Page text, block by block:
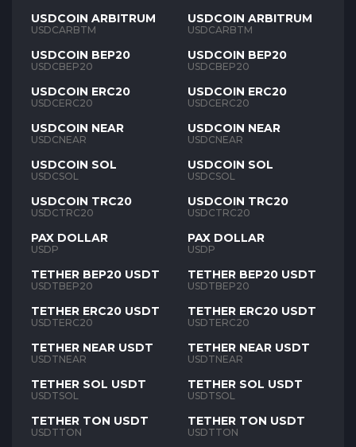
USDCOIN ARBITRUM
USDCARBTM
USDCOIN BEP20
USDCBEP20
USDCOIN ERC20
USDCERC20
USDCOIN NEAR
USDCNEAR
USDCOIN SOL
USDCSOL
USDCOIN TRC20
USDCTRC20
PAX DOLLAR
USDP
TETHER BEP20 USDT
USDTBEP20
TETHER ERC20 USDT
USDTERC20
TETHER NEAR USDT
USDTNEAR
TETHER SOL USDT
USDTSOL
TETHER TON USDT
USDTTON
USDCOIN ARBITRUM
USDCARBTM
USDCOIN BEP20
USDCBEP20
USDCOIN ERC20
USDCERC20
USDCOIN NEAR
USDCNEAR
USDCOIN SOL
USDCSOL
USDCOIN TRC20
USDCTRC20
PAX DOLLAR
USDP
TETHER BEP20 USDT
USDTBEP20
TETHER ERC20 USDT
USDTERC20
TETHER NEAR USDT
USDTNEAR
TETHER SOL USDT
USDTSOL
TETHER TON USDT
USDTTON